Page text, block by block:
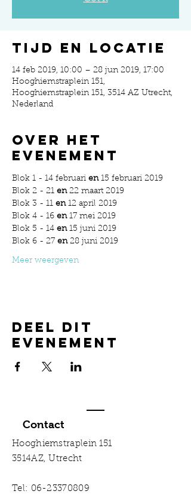
Tijd en locatie
14 feb 2019, 10:00 – 28 jun 2019, 17:00
Hooghiemstraplein 151,
Hooghiemstraplein 151, 3514 AZ Utrecht,
Nederland
Over het
evenement
Blok 1 - 14 februari en 15 februari 2019
Blok 2 - 21 en 22 maart 2019
Blok 3 - 11 en 12 april 2019
Blok 4 - 16 en 17 mei 2019
Blok 5 - 14 en 15 juni 2019
Blok 6 - 27 en 28 juni 2019
Meer weergeven
Deel dit
evenement
Contact
Hooghiemstraplein 151
3514AZ, Utrecht
Tel: 06-23370809